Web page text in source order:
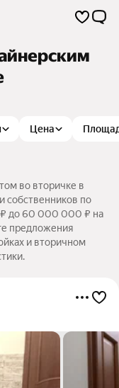
Цена
во вторичке в
собственников по
₽ до 60 000 000 ₽ на
предложения
и вторичном